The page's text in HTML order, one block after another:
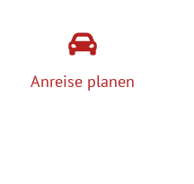
Anreise planen